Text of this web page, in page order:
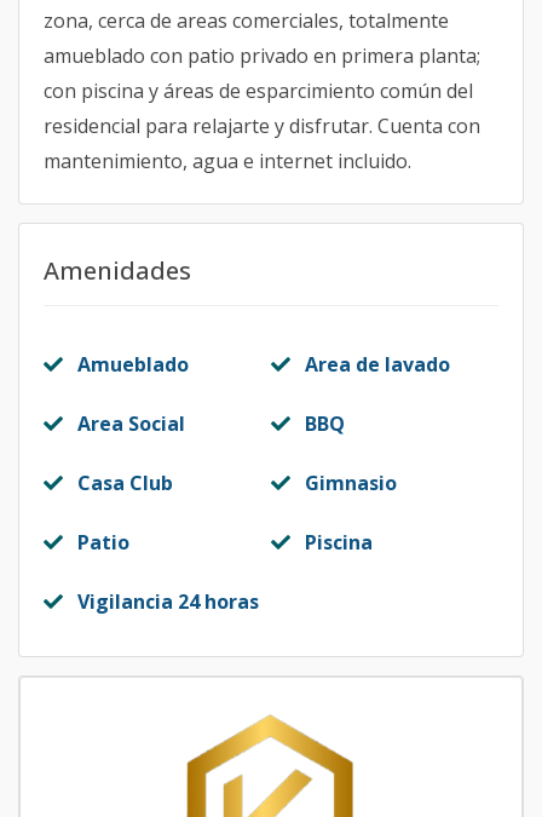
zona, cerca de areas comerciales, totalmente
amueblado con patio privado en primera planta;
con piscina y áreas de esparcimiento común del
residencial para relajarte y disfrutar. Cuenta con
mantenimiento, agua e internet incluido.
Amenidades
Amueblado Area de lavado
Area Social BBQ
Casa Club Gimnasio
Patio Piscina
Vigilancia 24 horas